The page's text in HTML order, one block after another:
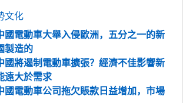
文化
國電動車大舉入侵歐洲，五分之一的新
製造的
國將遏制電動車擴張？經濟不佳影響新
遠大於需求
國電動車公司拖欠賬款日益增加，市場